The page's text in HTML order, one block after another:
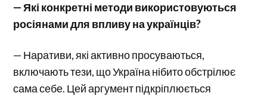
— Які конкретні методи використовуються
росіянами для впливу на українців?
— Наративи, які активно просуваються,
включають тези, що Україна нібито обстрілює
сама себе. Цей аргумент підкріплюється